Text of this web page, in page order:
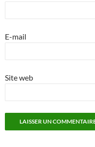
E-mail
Site web